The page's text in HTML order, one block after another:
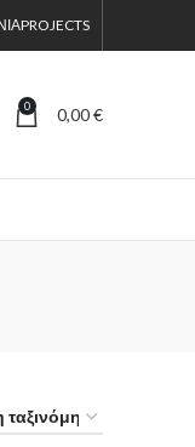
PROJECTS
0 0,00€